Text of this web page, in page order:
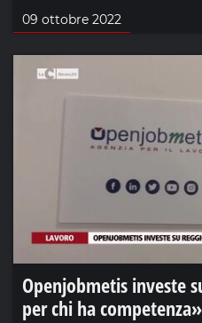
09 ottobre 2022
Openjobmetis investe
per chi ha competenza»